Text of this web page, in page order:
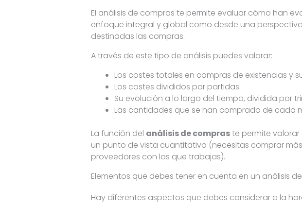
El análisis de compras te permite evaluar cómo han
enfoque integral y global como desde una
destinadas las compras.
A través de este tipo de análisis puedes valorar:
Los costes totales en compras de existencias y
Los costes divididos por partidas
Su evolución a lo largo del tiempo, dividida por
Las cantidades que se han comprado de cada
La función del análisis de compraste permite
un punto de vista cuantitativo (necesitas comprar
proveedores con los que trabajas).
Elementos que debes tener en cuenta en un análisis
Hay diferentes aspectos que debes considerar a la